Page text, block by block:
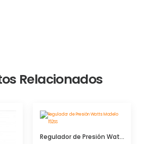
Relacionados
Regulador de Presión Watts Modelo 152SS